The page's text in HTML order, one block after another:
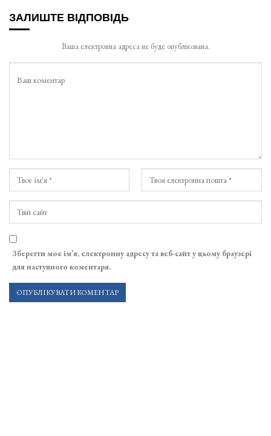
ЗАЛИШТЕ ВІДПОВІДЬ
Ваша електронна адреса не буде опублікована.
Зберегти моє ім’я, електронну адресу та веб-сайт у цьому браузері
для наступного коментаря.